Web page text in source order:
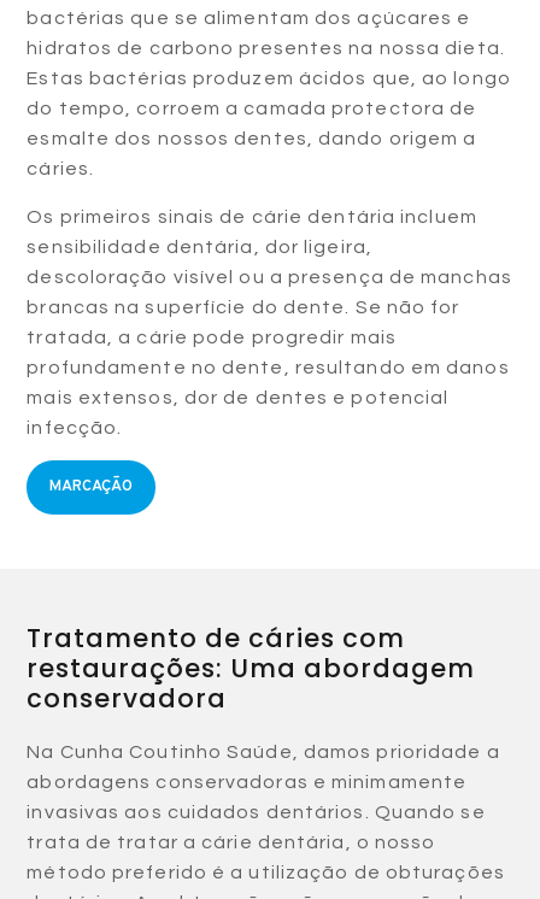
bactérias que se alimentam dos açúcares e
hidratos de carbono presentes na nossa dieta.
Estas bactérias produzem ácidos que, ao longo
do tempo, corroem a camada protectora de
esmalte dos nossos dentes, dando origem a
cáries.
Os primeiros sinais de cárie dentária incluem
sensibilidade dentária, dor ligeira,
descoloração visível ou a presença de manchas
brancas na superfície do dente. Se não for
tratada, a cárie pode progredir mais
profundamente no dente, resultando em danos
mais extensos, dor de dentes e potencial
infecção.
MARCAÇÃO
Tratamento de cáries com
restaurações: Uma abordagem
conservadora
Na Cunha Coutinho Saúde, damos prioridade a
abordagens conservadoras e minimamente
invasivas aos cuidados dentários. Quando se
trata de tratar a cárie dentária, o nosso
método preferido é a utilização de obturações